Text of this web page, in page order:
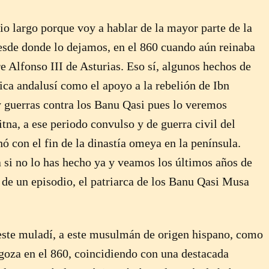
largo porque voy a hablar de la mayor parte de la
donde lo dejamos, en el 860 cuando aún reinaba
Alfonso III de Asturias. Eso sí, algunos hechos de
andalusí como el apoyo a la rebelión de Ibn
contra los Banu Qasi pues lo veremos
a ese periodo convulso y de guerra civil del
con el fin de la dinastía omeya en la península.
no lo has hecho ya y veamos los últimos años de
un episodio, el patriarca de los Banu Qasi Musa
muladí, a este musulmán de origen hispano, como
en el 860, coincidiendo con una destacada